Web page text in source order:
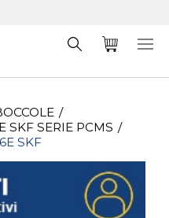
/
SKF SERIE PCMS /
SKF